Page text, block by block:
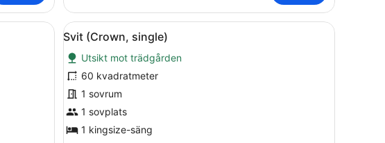
havsutsikt
(child
extra
bed)
med en stor säng, en stoppad sänggavel, ett nattduksbord och en spegel.
Öppna
alla
foton
för
Svit
(Crown,
single)
Ett modernt sovrum med en rund säng,
3
Svit (Crown, single)
Utsikt mot trädgården
60 kvadratmeter
1 sovrum
1 sovplats
1 kingsize-säng